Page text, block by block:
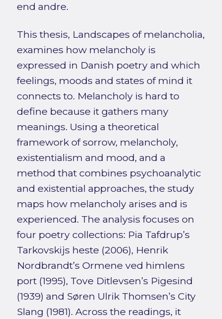
end andre.
This thesis, Landscapes of melancholia,
examines how melancholy is
expressed in Danish poetry and which
feelings, moods and states of mind it
connects to. Melancholy is hard to
define because it gathers many
meanings. Using a theoretical
framework of sorrow, melancholy,
existentialism and mood, and a
method that combines psychoanalytic
and existential approaches, the study
maps how melancholy arises and is
experienced. The analysis focuses on
four poetry collections: Pia Tafdrup’s
Tarkovskijs heste (2006), Henrik
Nordbrandt’s Ormene ved himlens
port (1995), Tove Ditlevsen’s Pigesind
(1939) and Søren Ulrik Thomsen’s City
Slang (1981). Across the readings, it